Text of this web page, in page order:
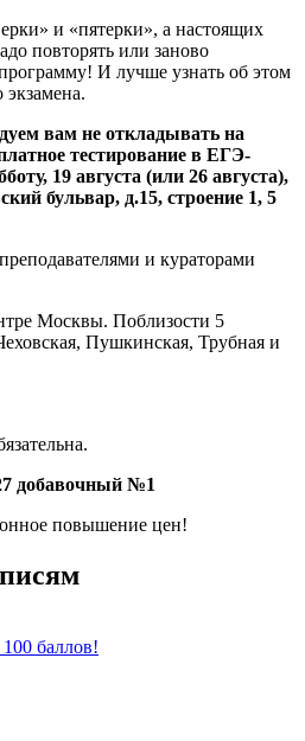
и «пятерки», а настоящих
повторять или заново
И лучше узнать об этом
экзамена.
вам не откладывать на
тестирование в ЕГЭ-
19 августа (или 26 августа),
бульвар, д.15, строение 1, 5
и кураторами
Москвы. Поблизости 5
Пушкинская, Трубная и
добавочный №1
повышение цен!
баллов!